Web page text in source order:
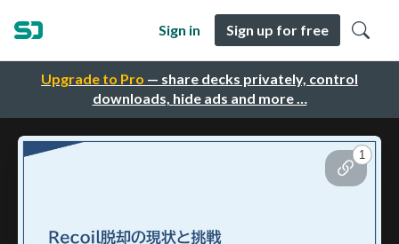
Upgrade to Pro — share decks privately, control
downloads, hide ads and more …
Sign in Sign up for free